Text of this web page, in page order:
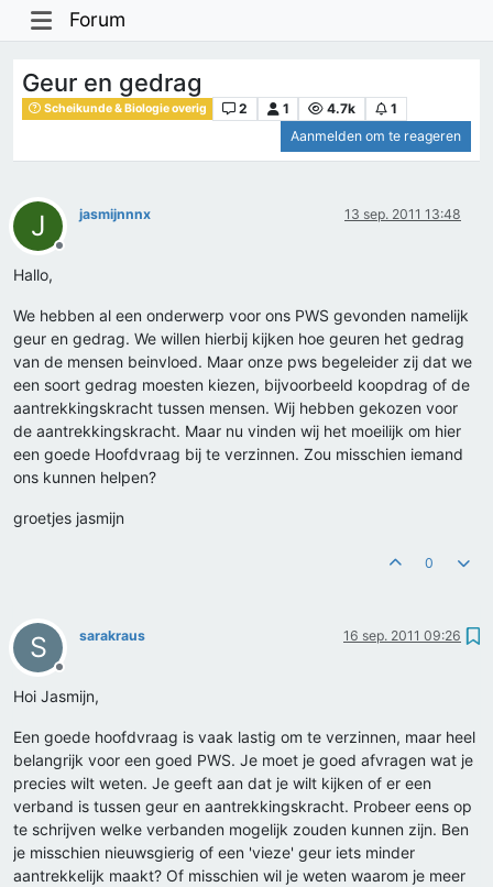
Forum
Geur en gedrag
Scheikunde & Biologie overig 2 1 4.7k
1
Aanmelden om te reageren
J
Offline
jasmijnnnx 13 sep. 2011 13:48
Hallo,
We hebben al een onderwerp voor ons PWS gevonden namelijk
geur en gedrag. We willen hierbij kijken hoe geuren het gedrag
van de mensen beinvloed. Maar onze pws begeleider zij dat we
een soort gedrag moesten kiezen, bijvoorbeeld koopdrag of de
aantrekkingskracht tussen mensen. Wij hebben gekozen voor
de aantrekkingskracht. Maar nu vinden wij het moeilijk om hier
een goede Hoofdvraag bij te verzinnen. Zou misschien iemand
ons kunnen helpen?
groetjes jasmijn
0
S
Offline
sarakraus 16 sep. 2011 09:26
Hoi Jasmijn,
Een goede hoofdvraag is vaak lastig om te verzinnen, maar heel
belangrijk voor een goed PWS. Je moet je goed afvragen wat je
precies wilt weten. Je geeft aan dat je wilt kijken of er een
verband is tussen geur en aantrekkingskracht. Probeer eens op
te schrijven welke verbanden mogelijk zouden kunnen zijn. Ben
je misschien nieuwsgierig of een 'vieze' geur iets minder
aantrekkelijk maakt? Of misschien wil je weten waarom je meer